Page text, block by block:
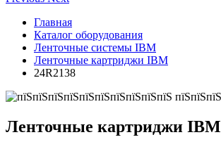
Главная
Каталог оборудования
Ленточные системы IBM
Ленточные картриджи IBM
24R2138
Ленточные картриджи IBM